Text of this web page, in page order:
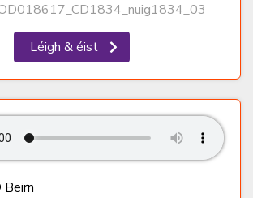
Léigh & éist
Beirn